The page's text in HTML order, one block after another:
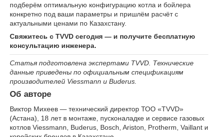
подберём оптимальную конфигурацию котла и бойлера
конкретно под ваши параметры и пришлём расчёт с
актуальными ценами по Казахстану.
Свяжитесь с TVVD сегодня — и получите бесплатную
консультацию инженера.
Статья подготовлена экспертами TVVD. Технические
данные приведены по официальным спецификациям
производителей Viessmann и Buderus.
Об авторе
Виктор Михеев — технический директор ТОО «TVVD»
(Астана), 18 лет в монтаже, пусконаладке и сервисе газовых
котлов Viessmann, Buderus, Bosch, Ariston, Protherm, Vaillant и